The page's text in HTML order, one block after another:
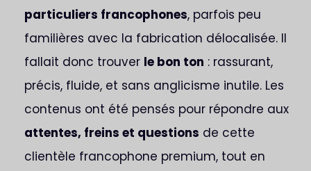
particuliers francophones, parfois peu
familières avec la fabrication délocalisée. Il
fallait donc trouver le bon ton : rassurant,
précis, fluide, et sans anglicisme inutile. Les
contenus ont été pensés pour répondre aux
attentes, freins et questions de cette
clientèle francophone premium, tout en